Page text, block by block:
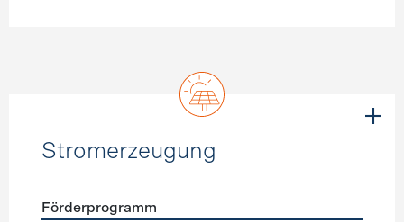
Stromerzeugung
Förderprogramm